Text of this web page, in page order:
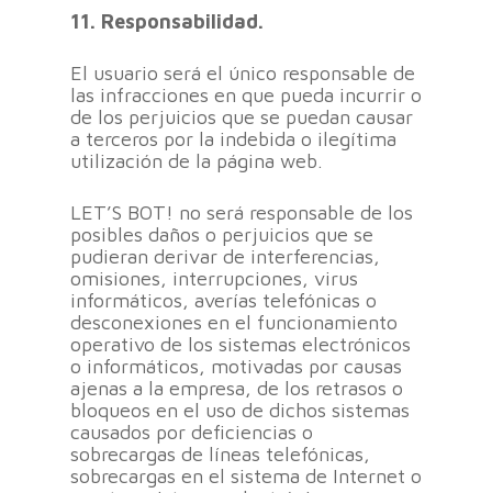
11. Responsabilidad.
El usuario será el único responsable de
las infracciones en que pueda incurrir o
de los perjuicios que se puedan causar
a terceros por la indebida o ilegítima
utilización de la página web.
LET’S BOT! no será responsable de los
posibles daños o perjuicios que se
pudieran derivar de interferencias,
omisiones, interrupciones, virus
informáticos, averías telefónicas o
desconexiones en el funcionamiento
operativo de los sistemas electrónicos
o informáticos, motivadas por causas
ajenas a la empresa, de los retrasos o
bloqueos en el uso de dichos sistemas
causados por deficiencias o
sobrecargas de líneas telefónicas,
sobrecargas en el sistema de Internet o